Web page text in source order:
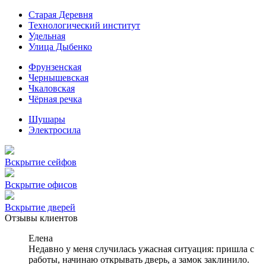
Старая Деревня
Технологический институт
Удельная
Улица Дыбенко
Фрунзенская
Чернышевская
Чкаловская
Чёрная речка
Шушары
Электросила
Вскрытие сейфов
Вскрытие офисов
Вскрытие дверей
Отзывы клиентов
Елена
Недавно у меня случилась ужасная ситуация: пришла с
работы, начинаю открывать дверь, а замок заклинило.